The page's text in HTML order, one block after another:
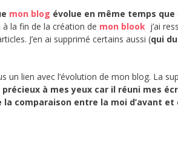
mon blog évolue en même temps
à la fin de la création de mon blook j’ai
J’en ai supprimé certains aussi (qui
lien avec l’évolution de mon blog. La
à mes yeux car il réuni mes
comparaison entre la moi d’avant et